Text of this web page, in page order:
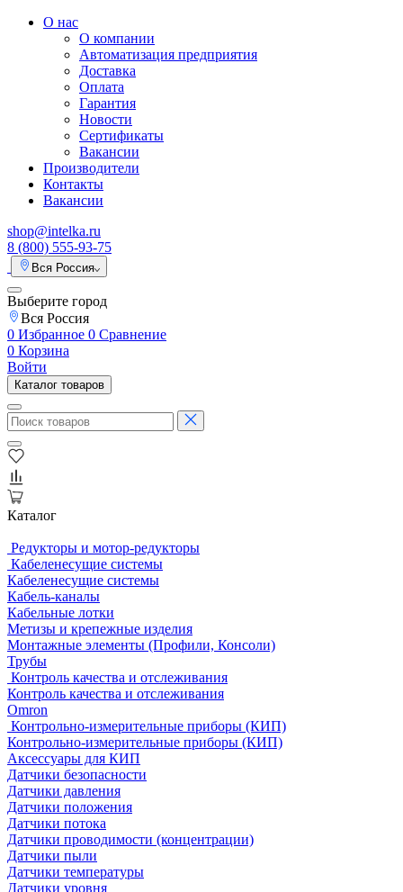
О нас
О компании
Автоматизация предприятия
Доставка
Оплата
Гарантия
Новости
Сертификаты
Вакансии
Производители
Контакты
Вакансии
shop@intelka.ru
8 (800) 555-93-75
Вся Россия
Выберите город
Вся Россия
0 Избранное 0 Сравнение
0 Корзина
Войти
Каталог товаров
Каталог
Редукторы и мотор-редукторы
Кабеленесущие системы
Кабеленесущие системы
Кабель-каналы
Кабельные лотки
Метизы и крепежные изделия
Монтажные элементы (Профили, Консоли)
Трубы
Контроль качества и отслеживания
Контроль качества и отслеживания
Omron
Контрольно-измерительные приборы (КИП)
Контрольно-измерительные приборы (КИП)
Аксессуары для КИП
Датчики безопасности
Датчики давления
Датчики положения
Датчики потока
Датчики проводимости (концентрации)
Датчики пыли
Датчики температуры
Датчики уровня